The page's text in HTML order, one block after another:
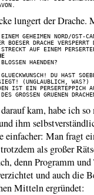
lungert der
GEHEIMEN NORD/OST-
BOESER DRACHE VERSPERRT
(UNGLAUBLICH, WAS?)
IST EIN PERSERTEPPICH
kam, habe ich
ihm
einfacher: Man fragt
als großer
denn Programm
und auch die
Mitteln ergründet: